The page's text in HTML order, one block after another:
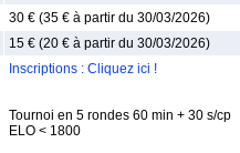
30 € (35 € à partir du 30/03/2026)
15 € (20 € à partir du 30/03/2026)
Inscriptions : Cliquez ici !
Tournoi en 5 rondes 60 min + 30 s/cp
ELO < 1800